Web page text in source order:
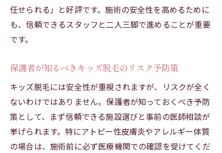
キッズ脱毛で肌荒れしないための注意事項
保護者が知っておきたいデメリットと回避策
策
夫
脱毛回数や効果の個人差と注意点について
キッズ脱毛で失敗しないための保護者の対
応
任せられる」と好評です。施術の安全性を高めるために
も、信頼できるスタッフと二人三脚で進めることが重要
です。
保護者が知るべきキッズ脱毛のリスク予防策
キッズ脱毛には安全性が重視されますが、リスクが全く
ないわけではありません。保護者が知っておくべき予防
策として、まず信頼できる施設選びと事前の医師相談が
挙げられます。特にアトピー性皮膚炎やアレルギー体質
の場合は、施術前に必ず医療機関での確認を受けてくだ